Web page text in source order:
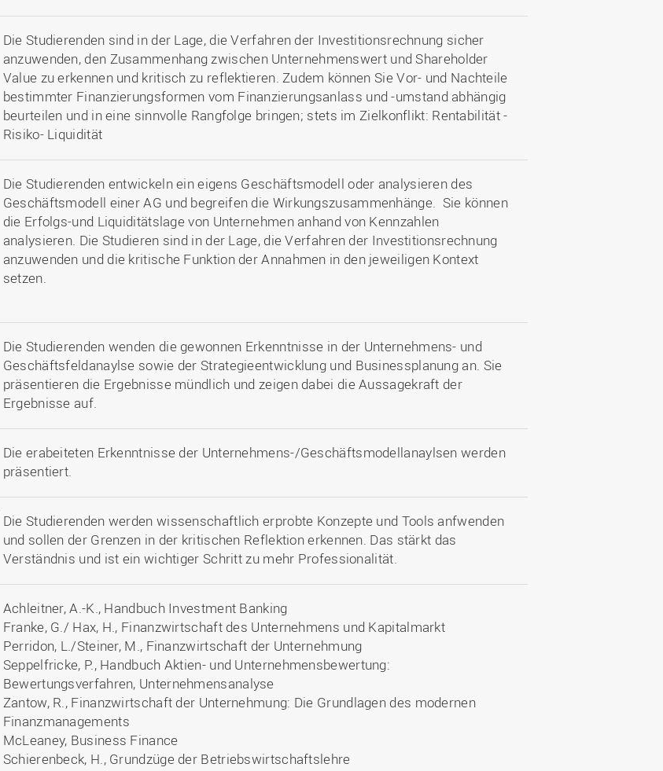
Die Studierenden sind in der Lage, die Verfahren der Investitionsrechnung sicher
anzuwenden, den Zusammenhang zwischen Unternehmenswert und Shareholder
Value zu erkennen und kritisch zu reflektieren. Zudem können Sie Vor- und Nachteile
bestimmter Finanzierungsformen vom Finanzierungsanlass und -umstand abhängig
beurteilen und in eine sinnvolle Rangfolge bringen; stets im Zielkonflikt: Rentabilität -
Risiko- Liquidität
Die Studierenden entwickeln ein eigens Geschäftsmodell oder analysieren des
Geschäftsmodell einer AG und begreifen die Wirkungszusammenhänge. Sie können
die Erfolgs-und Liquiditätslage von Unternehmen anhand von Kennzahlen
analysieren. Die Studieren sind in der Lage, die Verfahren der Investitionsrechnung
anzuwenden und die kritische Funktion der Annahmen in den jeweiligen Kontext
setzen.
Die Studierenden wenden die gewonnen Erkenntnisse in der Unternehmens- und
Geschäftsfeldanaylse sowie der Strategieentwicklung und Businessplanung an. Sie
präsentieren die Ergebnisse mündlich und zeigen dabei die Aussagekraft der
Ergebnisse auf.
Die erabeiteten Erkenntnisse der Unternehmens-/Geschäftsmodellanaylsen werden
präsentiert.
Die Studierenden werden wissenschaftlich erprobte Konzepte und Tools anfwenden
und sollen der Grenzen in der kritischen Reflektion erkennen. Das stärkt das
Verständnis und ist ein wichtiger Schritt zu mehr Professionalität.
Achleitner, A.-K., Handbuch Investment Banking
Franke, G./ Hax, H., Finanzwirtschaft des Unternehmens und Kapitalmarkt
Perridon, L./Steiner, M., Finanzwirtschaft der Unternehmung
Seppelfricke, P., Handbuch Aktien- und Unternehmensbewertung:
Bewertungsverfahren, Unternehmensanalyse
Zantow, R., Finanzwirtschaft der Unternehmung: Die Grundlagen des modernen
Finanzmanagements
McLeaney, Business Finance
Schierenbeck, H., Grundzüge der Betriebswirtschaftslehre